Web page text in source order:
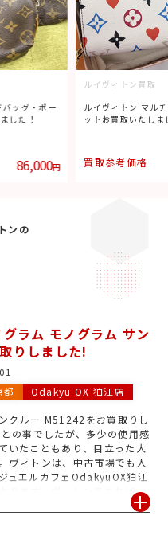
ッグ・ポー
した！
86,000円
ルイヴィトン買取
ルイヴィトン マル
ットお買取いたしま
買取参考価格
ンの
ラム モノグラム サン
りしました!
都 Odakyu OX 狛江店
クルー M51242をお買取りし
の事でしたが、多少の使用感
いたこともあり、目立った大
ヴィトンは、中古市場でも人
ュエルカフェOdakyuOX狛江
ります。ヴィトンであれば、
の状態でもお買取り致しま